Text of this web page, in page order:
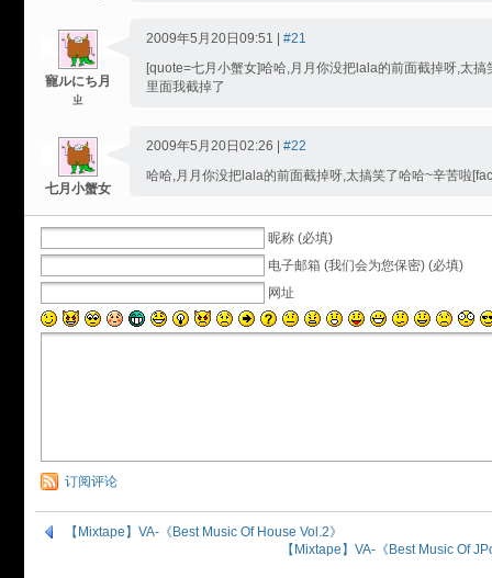
寵ルにち月
ㄓ
2009年5月20日09:51 | #21
[quote=七月小蟹女]哈哈,月月你没把lala的前面截掉呀,太
里面我截掉了
七月小蟹女
2009年5月20日02:26 | #22
哈哈,月月你没把lala的前面截掉呀,太搞笑了哈哈~辛苦啦
昵称 (必填)
电子邮箱 (我们会为您保密) (必填)
网址
订阅评论
【Mixtape】VA-《Best Music Of House Vol.2》
【Mixtape】VA-《Best Music Of